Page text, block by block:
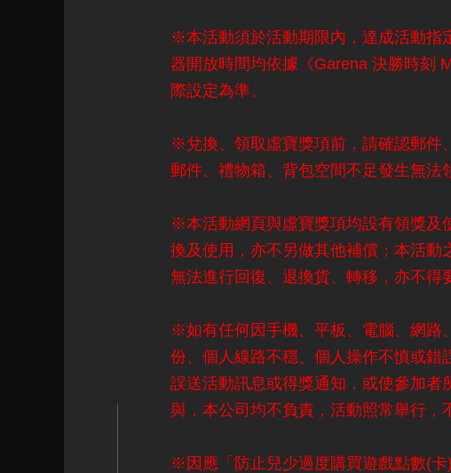
※本活動須於活動期限內，達成活動指
器開放時間均依據《Garena 決勝時刻
際設定為準。
※兌換、領取虛寶獎項前，請確認郵件
郵件、禮物箱、背包空間不足發生無法
※本活動網頁與虛寶獎項均設有領獎及
換及使用，亦不另做其他補償；本活
無法進行回復、退換貨、轉移，亦不
※如有任何因手機、平板、電腦、網路
份、個人線路不穩、個人操作不慎或
誤送活動訊息或得獎通知，或使參加
與，本公司均不負責，活動照常舉行，
※因應「防止兒少過度購買遊戲點數(